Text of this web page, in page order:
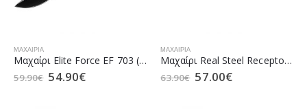
ΜΑΧΑΊΡΙΑ
Μαχαίρι Elite Force EF 703 (5.0909)
59.90€ 54.90€
ΜΑΧΑΊΡΙΑ
Μαχαίρι Real Steel Receptor Blackwash (5.0224)
63.90€ 57.00€